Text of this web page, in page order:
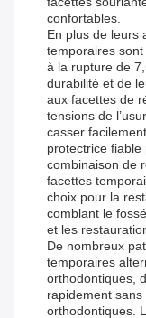
confortables.
En plus de leurs
temporaires
à la rupture de
durabilité et de
aux facettes de
tensions de
casser
protectrice
combinaison de
facettes
choix pour la
comblant le
et les
De nombreux
temporaires
orthodontiques,
rapidement
orthodontiques.